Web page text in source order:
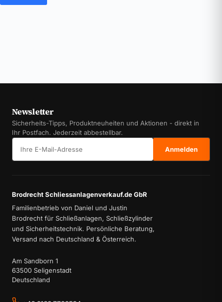
Newsletter
Sicherheits-Tipps, Produktneuheiten und Aktionen - direkt in
Ihr Postfach. Jederzeit abbestellbar.
Anmelden
Brodrecht Schliessanlagenverkauf.de GbR
Familienbetrieb von Daniel und Justin
Brodrecht für Schließanlagen, Schließzylinder
und Sicherheitstechnik. Persönliche Beratung,
Versand nach Deutschland & Österreich.
Am Sandborn 1
63500 Seligenstadt
Deutschland